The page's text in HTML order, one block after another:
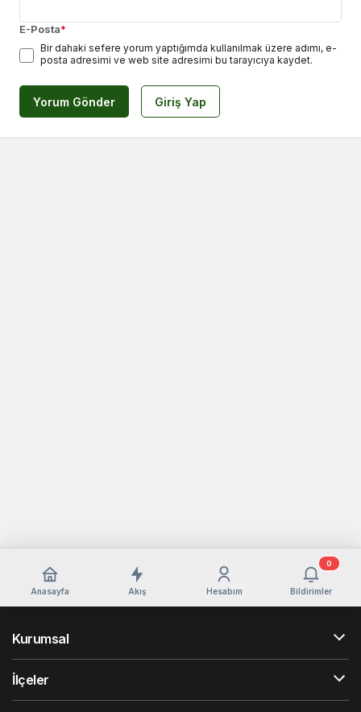
E-Posta*
Bir dahaki sefere yorum yaptığımda kullanılmak üzere adımı, e-
posta adresimi ve web site adresimi bu tarayıcıya kaydet.
Yorum Gönder Giriş Yap
Anasayfa Akış Hesabım Bildirimler
0
Kurumsal
İlçeler